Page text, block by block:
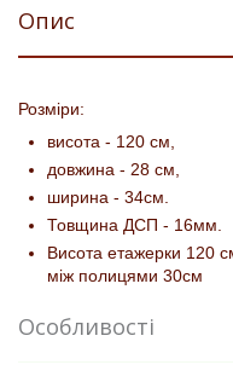
Опис
Розміри:
висота - 120 см,
довжина - 28 см,
ширина - 34см.
Товщина ДСП - 16мм.
Висота етажерки 120
між полицями 30см
Особливості